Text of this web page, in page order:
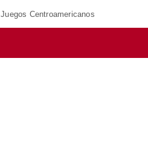
Juegos Centroamericanos